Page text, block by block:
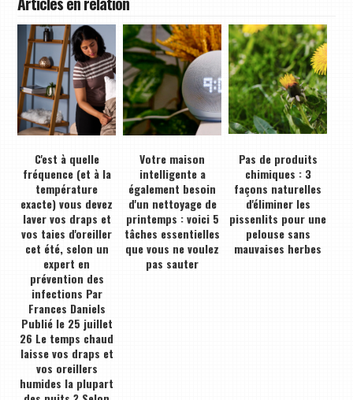
C'est à quelle
fréquence (et à la
température
exacte) vous devez
laver vos draps et
vos taies d'oreiller
cet été, selon un
expert en
prévention des
infections Par
Frances Daniels
Publié le 25 juillet
26 Le temps chaud
laisse vos draps et
vos oreillers
humides la plupart
Votre maison
intelligente a
également besoin
d'un nettoyage de
printemps : voici 5
tâches essentielles
que vous ne voulez
pas sauter
Pas de produits
chimiques : 3
façons naturelles
d'éliminer les
pissenlits pour une
pelouse sans
mauvaises herbes